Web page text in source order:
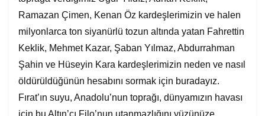
Ramazan Çimen, Kenan Öz kardeşlerimizin ve halen
milyonlarca ton siyanürlü tozun altında yatan Fahrettin
Keklik, Mehmet Kazar, Şaban Yılmaz, Abdurrahman
Şahin ve Hüseyin Kara kardeşlerimizin neden ve nasıl
öldürüldüğünün hesabını sormak için buradayız.
Fırat’ın suyu, Anadolu’nun toprağı, dünyamızın havası
için bu Altın’cı Filo’nun utanmazlığını yüzünüze